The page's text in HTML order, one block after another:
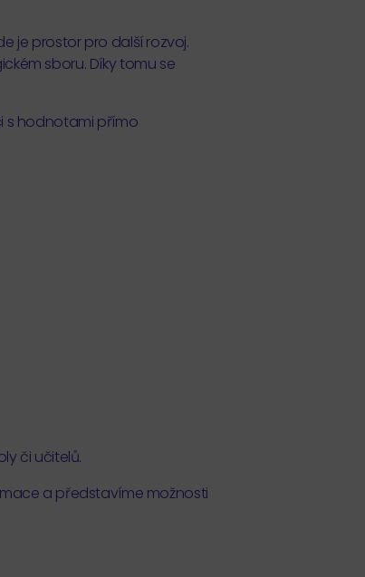
je prostor pro další rozvoj.
sboru. Díky tomu se
s hodnotami přímo
či učitelů.
a představíme možnosti